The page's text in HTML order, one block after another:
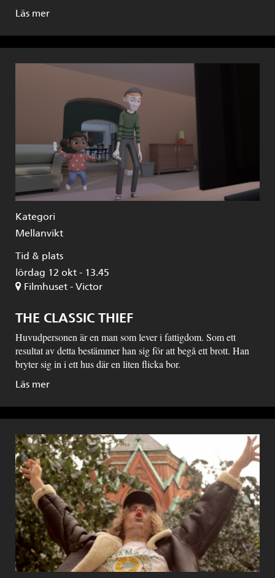
Läs mer
Kategori
Mellanvikt
Tid & plats
lördag 12 okt - 13.45
Filmhuset - Victor
THE CLASSIC THIEF
Huvudpersonen är en man som lever i fattigdom. Som ett
resultat av detta bestämmer han sig för att begå ett brott. Han
bryter sig in i ett hus där en liten flicka bor.
Läs mer